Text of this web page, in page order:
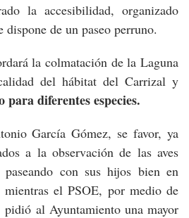
la accesibilidad, organizado
dispone de un paseo perruno.
la colmatación de la Laguna
del hábitat del Carrizal y
diferentes especies.
García Gómez, se favor, ya
a la observación de las aves
con sus hijos bien en
el PSOE, por medio de
pidió al Ayuntamiento una mayor